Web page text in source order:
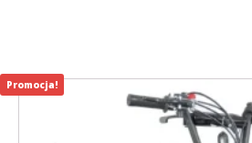
Promocja!